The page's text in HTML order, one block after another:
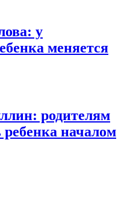
у
меняется
родителям
ребенка началом